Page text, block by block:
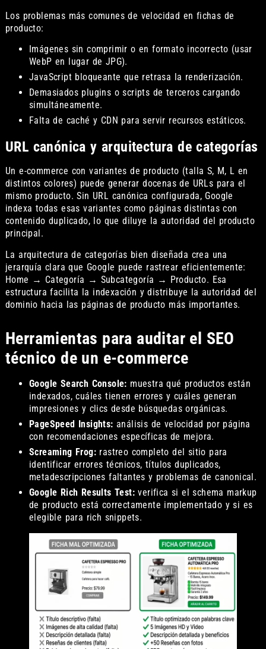
Los problemas más comunes de velocidad en fichas de
producto:
Imágenes sin comprimir o en formato incorrecto (usar
WebP en lugar de JPG).
JavaScript bloqueante que retrasa la renderización.
Demasiados plugins o scripts de terceros cargando
simultáneamente.
Falta de caché y CDN para servir recursos estáticos.
URL canónica y arquitectura de categorías
Un e-commerce con variantes de producto (talla S, M, L en
distintos colores) puede generar docenas de URLs para el
mismo producto. Sin URL canónica configurada, Google
indexa todas esas variantes como páginas distintas con
contenido duplicado, lo que diluye la autoridad del producto
principal.
La arquitectura de categorías bien diseñada crea una
jerarquía clara que Google puede rastrear eficientemente:
Home → Categoría → Subcategoría → Producto. Esa
estructura facilita la indexación y distribuye la autoridad del
dominio hacia las páginas de producto más importantes.
Herramientas para auditar el SEO
técnico de un e-commerce
Google Search Console: muestra qué productos están
indexados, cuáles tienen errores y cuáles generan
impresiones y clics desde búsquedas orgánicas.
PageSpeed Insights: análisis de velocidad por página
con recomendaciones específicas de mejora.
Screaming Frog:rastreo completo del sitio para
identificar errores técnicos, títulos duplicados,
metadescripciones faltantes y problemas de canonical.
Google Rich Results Test:verifica si el schema markup
de producto está correctamente implementado y si es
elegible para rich snippets.